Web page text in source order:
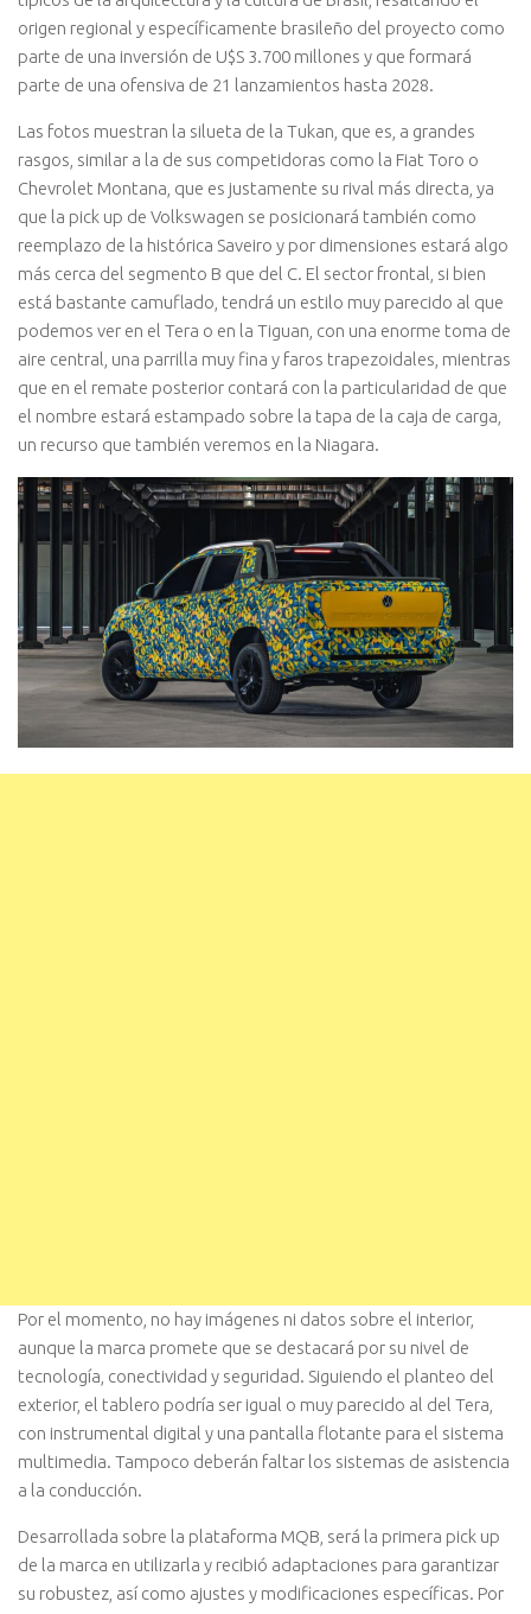
origen regional y específicamente brasileño del proyecto como
parte de una inversión de U$S 3.700 millones y que formará
parte de una ofensiva de 21 lanzamientos hasta 2028.
Las fotos muestran la silueta de la Tukan, que es, a grandes
rasgos, similar a la de sus competidoras como la Fiat Toro o
Chevrolet Montana, que es justamente su rival más directa, ya
que la pick up de Volkswagen se posicionará también como
reemplazo de la histórica Saveiro y por dimensiones estará algo
más cerca del segmento B que del C. El sector frontal, si bien
está bastante camuflado, tendrá un estilo muy parecido al que
podemos ver en el Tera o en la Tiguan, con una enorme toma de
aire central, una parrilla muy fina y faros trapezoidales, mientras
que en el remate posterior contará con la particularidad de que
el nombre estará estampado sobre la tapa de la caja de carga,
un recurso que también veremos en la Niagara.
Por el momento, no hay imágenes ni datos sobre el interior,
aunque la marca promete que se destacará por su nivel de
tecnología, conectividad y seguridad. Siguiendo el planteo del
exterior, el tablero podría ser igual o muy parecido al del Tera,
con instrumental digital y una pantalla flotante para el sistema
multimedia. Tampoco deberán faltar los sistemas de asistencia
a la conducción.
Desarrollada sobre la plataforma MQB, será la primera pick up
de la marca en utilizarla y recibió adaptaciones para garantizar
su robustez, así como ajustes y modificaciones específicas. Por